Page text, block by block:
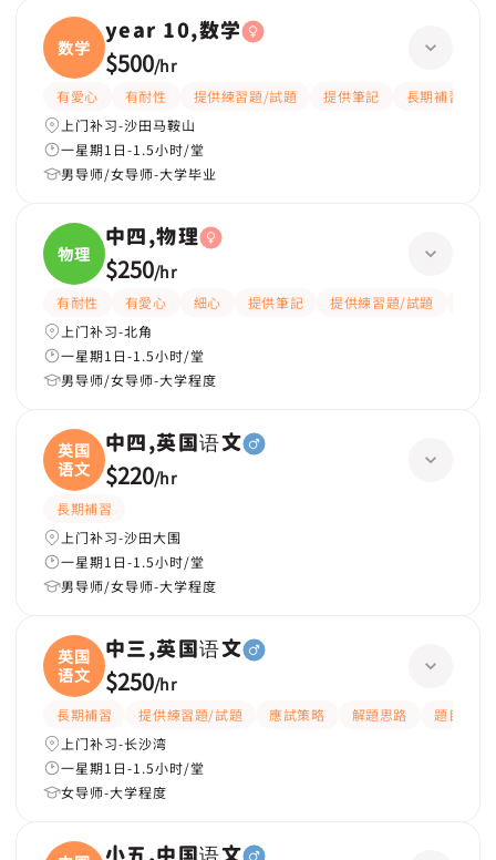
数学
year 10,数学
$500/hr
有愛心 有耐性 提供練習題/試題 提供筆記
長期補習
上门补习-沙田马鞍山
一星期1日-1.5小时/堂
男导师/女导师-大学毕业
物理
中四,物理
$250/hr
有耐性 有愛心 細心 提供筆記 提供練習題/試題
上门补习-北角
一星期1日-1.5小时/堂
男导师/女导师-大学程度
英国
语文
中四,英国语文
$220/hr
長期補習
上门补习-沙田大围
一星期1日-1.5小时/堂
男导师/女导师-大学程度
英国
语文
中三,英国语文
$250/hr
長期補習 提供練習題/試題 應試策略 解題思路
題目講解
上门补习-长沙湾
一星期1日-1.5小时/堂
女导师-大学程度